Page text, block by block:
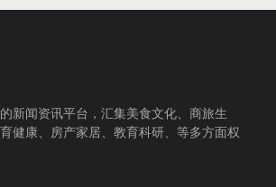
新闻资讯平台，汇集美食文化、商旅生
健康、房产家居、教育科研、等多方面权